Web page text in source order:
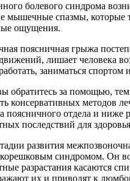
болевого синдрома
мышечные спазмы, которые
ощущения.
поясничная грыжа
лишает человека
заниматься
обратитесь за помощью,
консервативных методов
поясничного отдела и ниже
последствий для
развития
синдромом. Он
разрастания касаются
их и приводят к